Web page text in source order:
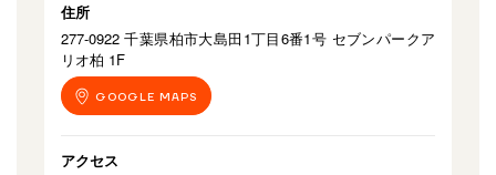
住所
277-0922 千葉県柏市大島田1丁目6番1号 セブンパークア
リオ柏 1F
GOOGLE MAPS
アクセス